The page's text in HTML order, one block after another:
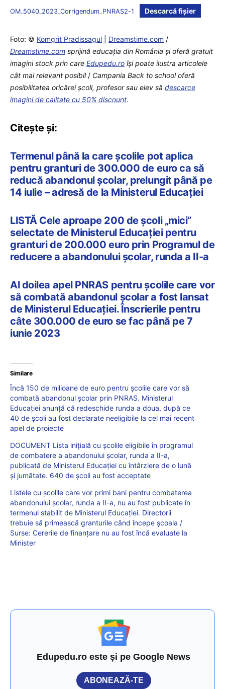
OM_5040_2023_Corrigendum_PNRAS2-1 Descarcă fișier
Foto: © Komgrit Pradissagul Dreamstime.com /
Dreamstime.com sprijină educaţia din România şi oferă gratuit
imagini stock prin care Edupedu.ro îşi poate ilustra articolele
cât mai relevant posibil/ Campania Back to school oferă
posibilitatea oricărei școli, profesor sau elev să descarce
imagini de calitate cu 50% discount.
Citește și:
Termenul până la care școlile pot aplica
pentru granturi de 300.000 de euro ca să
reducă abandonul școlar, prelungit până pe
14 iulie – adresă de la Ministerul Educației
LISTĂ Cele aproape 200 de școli „mici”
selectate de Ministerul Educației pentru
granturi de 200.000 euro prin Programul de
reducere a abandonului școlar, runda a II-a
Al doilea apel PNRAS pentru școlile care vor
să combată abandonul școlar a fost lansat
de Ministerul Educației. Înscrierile pentru
câte 300.000 de euro se fac până pe 7
iunie 2023
Similare
Încă 150 de milioane de euro pentru școlile care vor să
combată abandonul școlar prin PNRAS. Ministerul
Educației anunță că redeschide runda a doua, după ce
40 de școli au fost declarate neeligibile la cel mai recent
apel de proiecte
DOCUMENT Lista inițială cu școlile eligibile în programul
de combatere a abandonului școlar, runda a II-a,
publicată de Ministerul Educației cu întârziere de o lună
și jumătate. 640 de școli au fost acceptate
Listele cu școlile care vor primi bani pentru combaterea
abandonului școlar, runda a II-a, nu au fost publicate în
termenul stabilit de Ministerul Educației. Directorii
trebuie să primească granturile când începe școala /
Surse: Cererile de finanțare nu au fost încă evaluate la
Minister
Edupedu.ro este și pe Google News
ABONEAZĂ-TE